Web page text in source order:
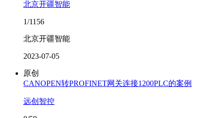
北京开疆智能
1/1156
北京开疆智能
2023-07-05
原创
CANOPEN转PROFINET网关连接1200PLC的案例
远创智控